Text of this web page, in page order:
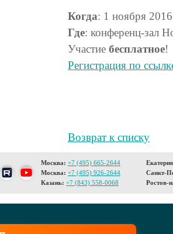
Когда: 1 ноября
Где: конференц-зал
Участие бесплатное!
Регистрация по
Возврат к списку
Москва: +7 (495) 665-2644
Москва: +7 (495) 926-2644
Казань: +7 (843) 558-0068
Санкт-
Ростов-